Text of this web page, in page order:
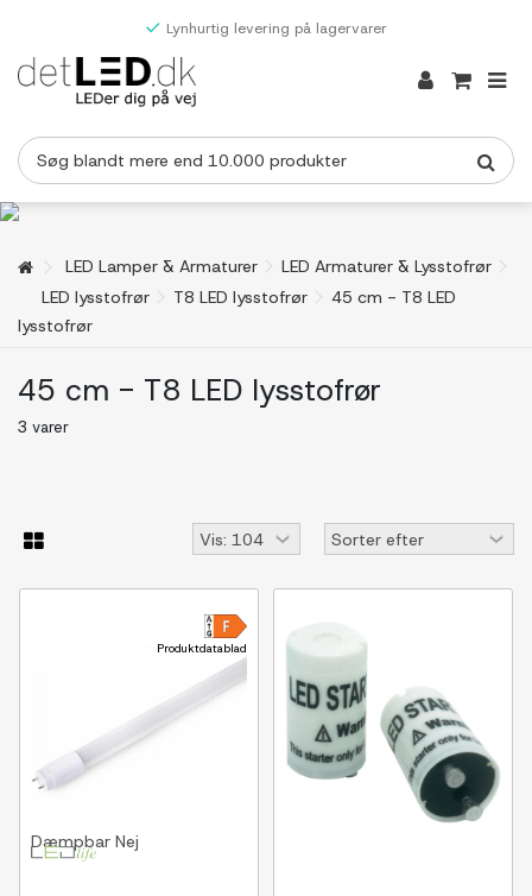
Lynhurtig levering på lagervarer
LED Lamper & Armaturer
LED Armaturer & Lysstofrør
LED lysstofrør
T8 LED lysstofrør
45 cm - T8 LED
lysstofrør
45 cm - T8 LED lysstofrør
3 varer
Produktdatablad
Dæmpbar Nej